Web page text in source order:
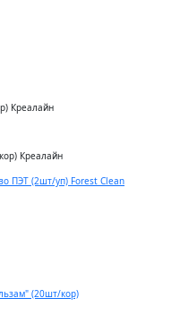
Креалайн
Креалайн
ПЭТ (2шт/уп) Forest Clean
(20шт/кор)